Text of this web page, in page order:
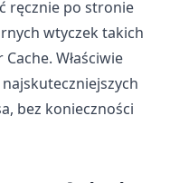
ręcznie po stronie
wtyczek takich
Właściwie
bez konieczności